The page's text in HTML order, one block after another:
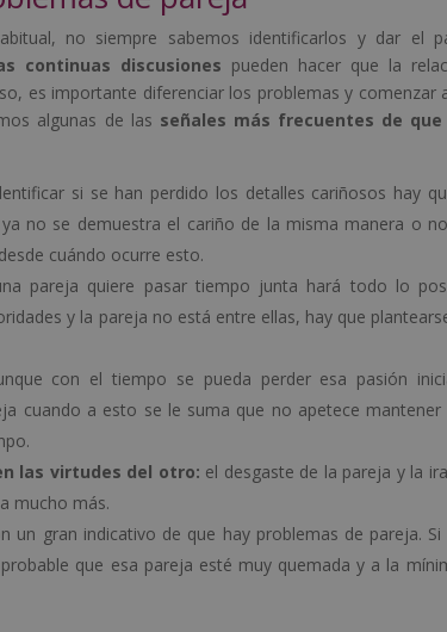
no siempre sabemos identificarlos y dar el
continuas discusiones pueden hacer que la
es importante diferenciar los problemas y comenzar
algunas de las señales más frecuentes de
si se han perdido los detalles cariñosos hay
no se demuestra el cariño de la misma manera o
cuándo ocurre esto.
pareja quiere pasar tiempo junta hará todo lo
y la pareja no está entre ellas, hay que
con el tiempo se pueda perder esa pasión
cuando a esto se le suma que no apetece
las virtudes del otro: el desgaste de la pareja y la
mucho más.
un gran indicativo de que hay problemas de pareja. Si
que esa pareja esté muy quemada y a la